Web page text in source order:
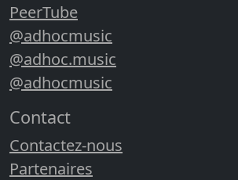
PeerTube
@adhocmusic
@adhoc.music
@adhocmusic
Contact
Contactez-nous
Partenaires